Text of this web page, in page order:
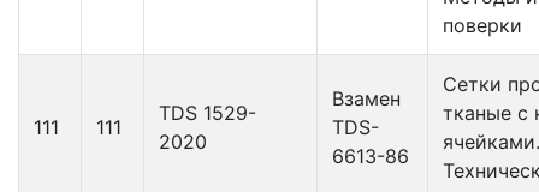
поверки
111 111
TDS 1529-
2020
Взамен
TDS-
6613-86
Сетки
тканые с
ячейками.